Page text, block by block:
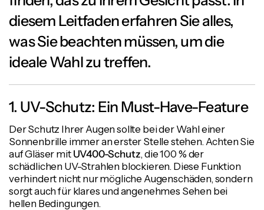
diesem Leitfaden erfahren Sie alles,
was Sie beachten müssen, um die
ideale Wahl zu treffen.
1. UV-Schutz: Ein Must-Have-Feature
Der Schutz Ihrer Augen sollte bei der Wahl einer
Sonnenbrille immer an erster Stelle stehen. Achten Sie
auf Gläser mit UV400-Schutz, die 100 % der
schädlichen UV-Strahlen blockieren. Diese Funktion
verhindert nicht nur mögliche Augenschäden, sondern
sorgt auch für klares und angenehmes Sehen bei
hellen Bedingungen.